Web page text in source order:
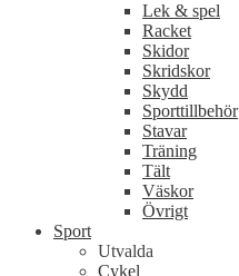
Lek & spel
Racket
Skidor
Skridskor
Skydd
Sporttillbehör
Stavar
Träning
Tält
Väskor
Övrigt
Sport
Utvalda
Cykel